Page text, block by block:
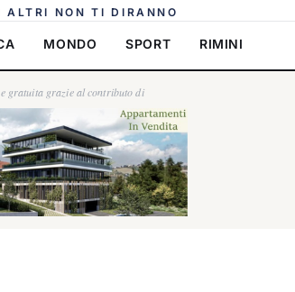
ALTRI NON TI DIRANNO
MONDO SPORT RIMINI
gratuita grazie al contributo di